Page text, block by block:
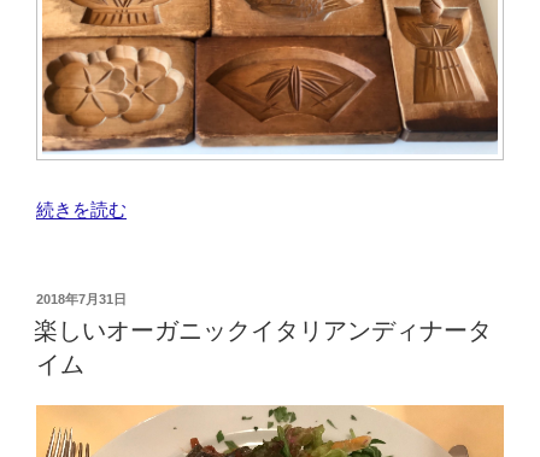
“伊
ロ
さ
ん
の
お
し
続きを読む
投
稿
日:
2018年7月31日
楽しいオーガニックイタリアンディナータ
イム